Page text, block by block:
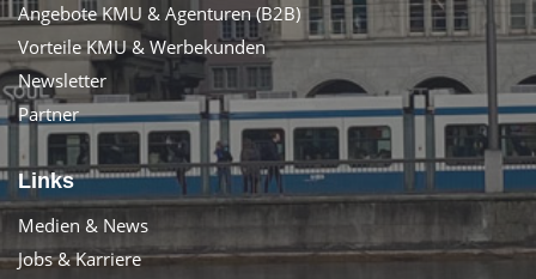
Angebote KMU & Agenturen (B2B)
Vorteile KMU & Werbekunden
Newsletter
Partner
Links
Medien & News
Jobs & Karriere